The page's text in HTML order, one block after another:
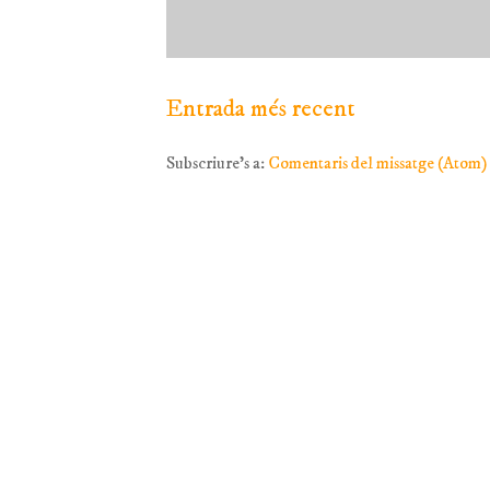
Entrada més recent
Subscriure's a: Comentaris del missatge (Atom)